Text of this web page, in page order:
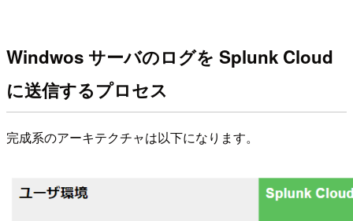
Windwos サーバのログを Splunk Cloud
に送信するプロセス
完成系のアーキテクチャは以下になります。